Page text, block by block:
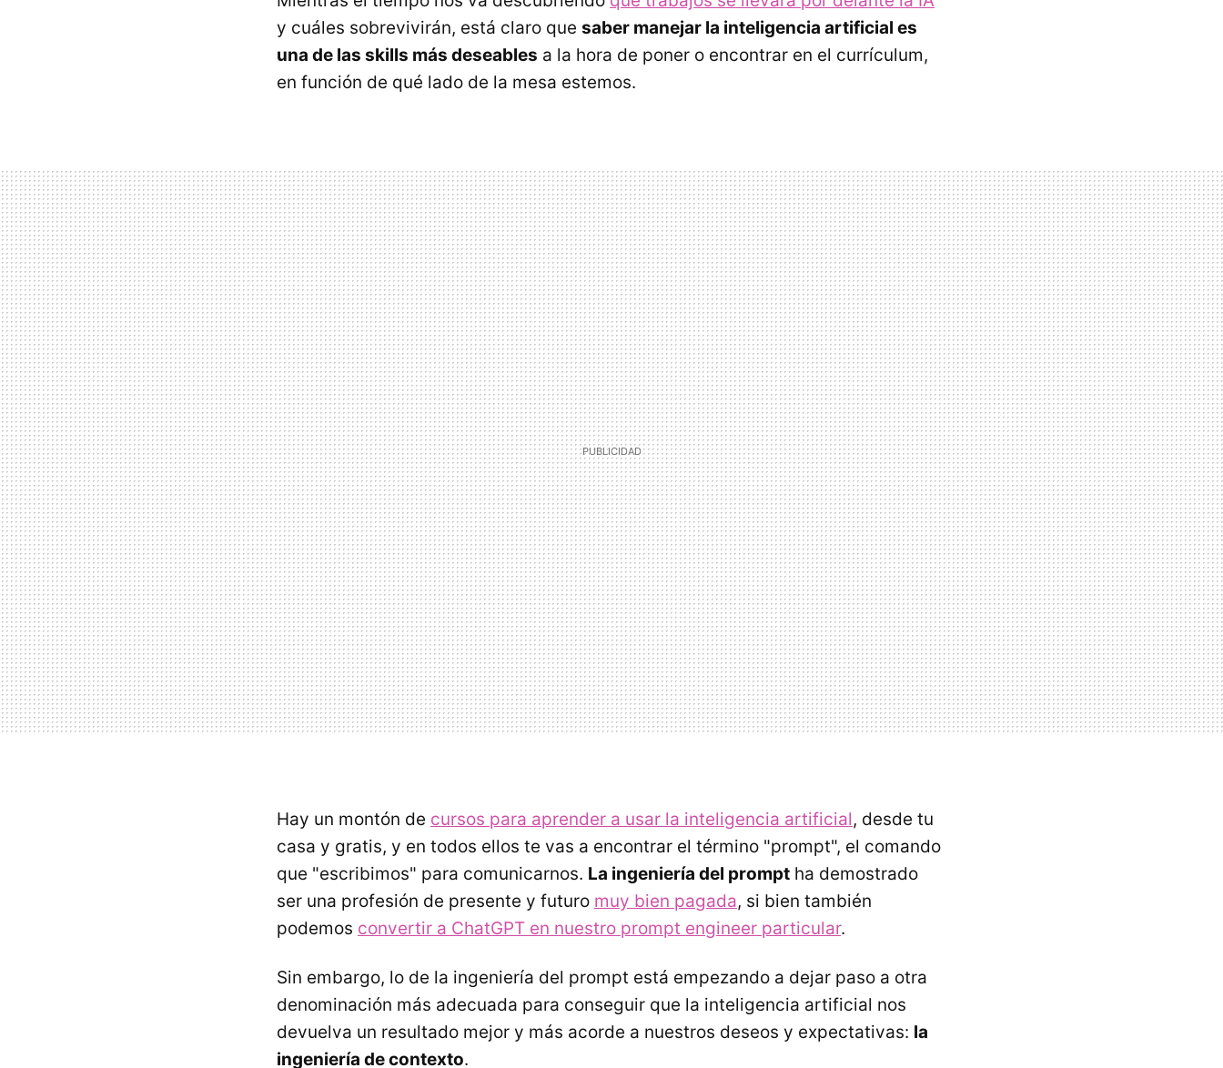
y cuáles sobrevivirán, está claro que saber manejar la inteligencia artificial es
una de las skills más deseables a la hora de poner o encontrar en el currículum,
en función de qué lado de la mesa estemos.
Hay un montón de cursos para aprender a usar la inteligencia artificial, desde tu
casa y gratis, y en todos ellos te vas a encontrar el término "prompt", el comando
que "escribimos" para comunicarnos. La ingeniería del prompt ha demostrado
ser una profesión de presente y futuro muy bien pagada, si bien también
podemos convertir a ChatGPT en nuestro prompt engineer particular.
Sin embargo, lo de la ingeniería del prompt está empezando a dejar paso a otra
denominación más adecuada para conseguir que la inteligencia artificial nos
devuelva un resultado mejor y más acorde a nuestros deseos y expectativas: la
ingeniería de contexto.